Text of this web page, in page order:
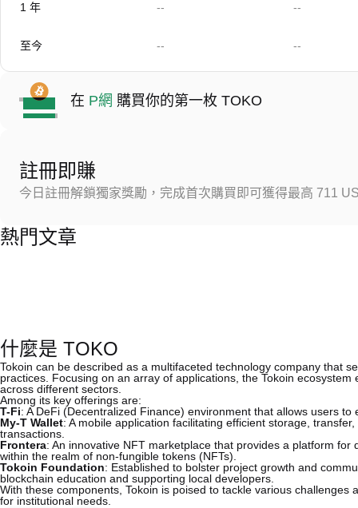
1 年 -- --
至今 -- --
在 P網 購買你的第一枚 TOKO
註冊即賺
今日註冊解鎖獨家獎勵，完成首次購買即可獲得最高 711
熱門文章
什麼是 TOKO
Tokoin can be described as a multifaceted technology company that
practices. Focusing on an array of applications, the Tokoin
across different sectors.
Among its key offerings are:
T-Fi: A DeFi (Decentralized Finance) environment that allows users
My-T Wallet: A mobile application facilitating efficient storage,
transactions.
Frontera: An innovative NFT marketplace that provides a platform
within the realm of non-fungible tokens (NFTs).
Tokoin Foundation: Established to bolster project growth and
blockchain education and supporting local developers.
With these components, Tokoin is poised to tackle various
for institutional needs.